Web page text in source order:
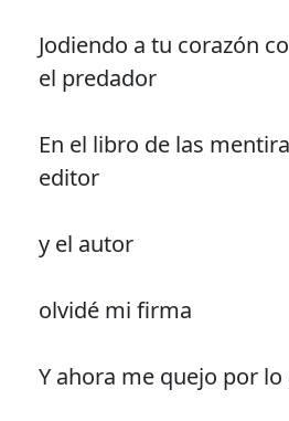
Jodiendo a tu corazón
el predador
En el libro de las
editor
y el autor
olvidé mi firma
Y ahora me quejo por